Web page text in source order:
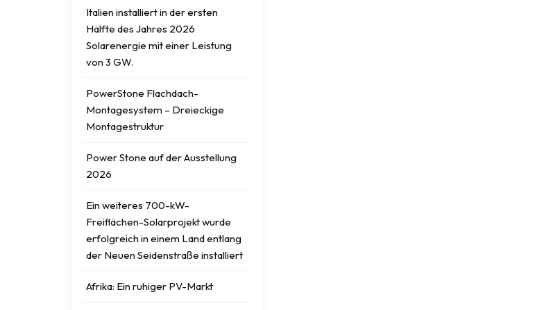
Italien installiert in der ersten
Hälfte des Jahres 2026
Solarenergie mit einer Leistung
von 3 GW.
PowerStone Flachdach-
Montagesystem – Dreieckige
Montagestruktur
Power Stone auf der Ausstellung
2026
Ein weiteres 700-kW-
Freiflächen-Solarprojekt wurde
erfolgreich in einem Land entlang
der Neuen Seidenstraße installiert
Afrika: Ein ruhiger PV-Markt